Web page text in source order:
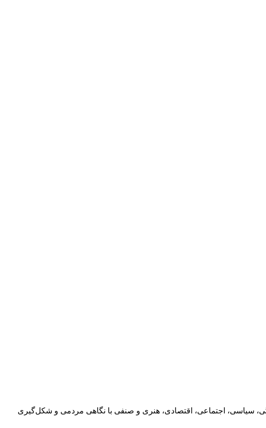
سیاسی، اجتماعی، اقتصادی، هنری و صنفی با نگاهی مردمی و شکل‌گیری